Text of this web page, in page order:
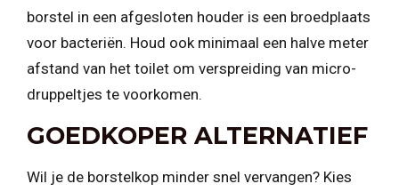
borstel in een afgesloten houder is een broedplaats
voor bacteriën. Houd ook minimaal een halve meter
afstand van het toilet om verspreiding van micro-
druppeltjes te voorkomen.
GOEDKOPER ALTERNATIEF
Wil je de borstelkop minder snel vervangen? Kies